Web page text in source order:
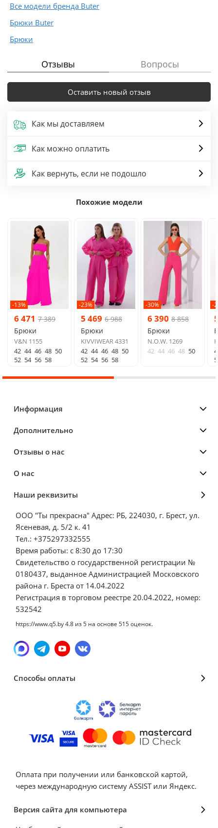
Все модели бренда Buter
Брюки Buter
Брюки
Отзывы Вопросы
Оставить новый отзыв
Как мы доставляем
Как можно оплатить
Как вернуть, если не подошло
Похожие модели
-13%
6 471 7 389
Брюки
V&N 1155
42 44 46 48 50
52 54 56 58
-23%
5 469 6 988
Брюки
KIVVIWEAR 4331
42 44 46 48 50
52 54 56 58
-30%
6 390 8 858
Брюки
N.O.W. 1269
42 44 46 48 50
-
Информация
Дополнительно
Отзывы о нас
О нас
Наши реквизиты
ООО "Ты прекрасна" Адрес: РБ, 224030, г. Брест, ул.
Ясеневая, д. 5/2 к. 41
Тел.: +375297332555
Время работы: с 8:30 до 17:30
Свидетельство о государственной регистрации №
0180437, выданное Администрацией Московского
района г. Бреста от 14.04.2022
Регистрация в торговом реестре 20.04.2022, номер:
532542
https://www.q5.by4.8 из5 на основе 515оценок.
Способы оплаты
Оплата при получении или банковской картой,
через международную систему ASSIST или Яндекс.
Версия сайта для компьютера